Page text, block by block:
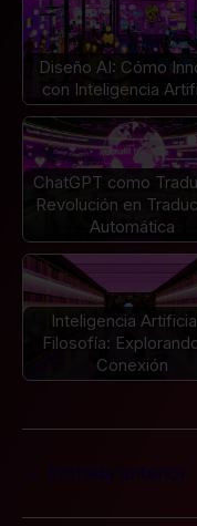
Diseño AI: Cómo
con Inteligencia
ChatGPT como
Revolución en
Automática
Inteligencia
Filosofía:
Conexión
← Entrada anterior